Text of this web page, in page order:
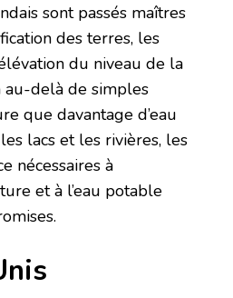
sont passés maîtres
des terres, les
du niveau de la
au-delà de simples
que davantage d’eau
lacs et les rivières, les
nécessaires à
et à l’eau potable